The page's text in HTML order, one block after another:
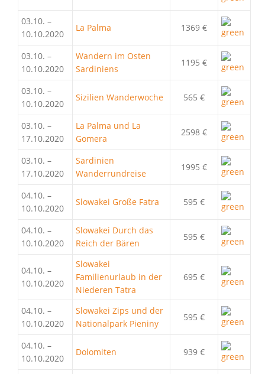
03.10. –
10.10.2020
La Palma 1369 €
03.10. –
10.10.2020
Wandern im Osten
Sardiniens
1195 €
03.10. –
10.10.2020
Sizilien Wanderwoche 565 €
03.10. –
17.10.2020
La Palma und La
Gomera
2598 €
03.10. –
17.10.2020
Sardinien
Wanderrundreise
1995 €
04.10. –
10.10.2020
Slowakei Große Fatra 595 €
04.10. –
10.10.2020
Slowakei Durch das
Reich der Bären
595 €
04.10. –
10.10.2020
Slowakei
Familienurlaub in der
Niederen Tatra
695 €
04.10. –
10.10.2020
Slowakei Zips und der
Nationalpark Pieniny
595 €
04.10. –
10.10.2020
Dolomiten 939 €